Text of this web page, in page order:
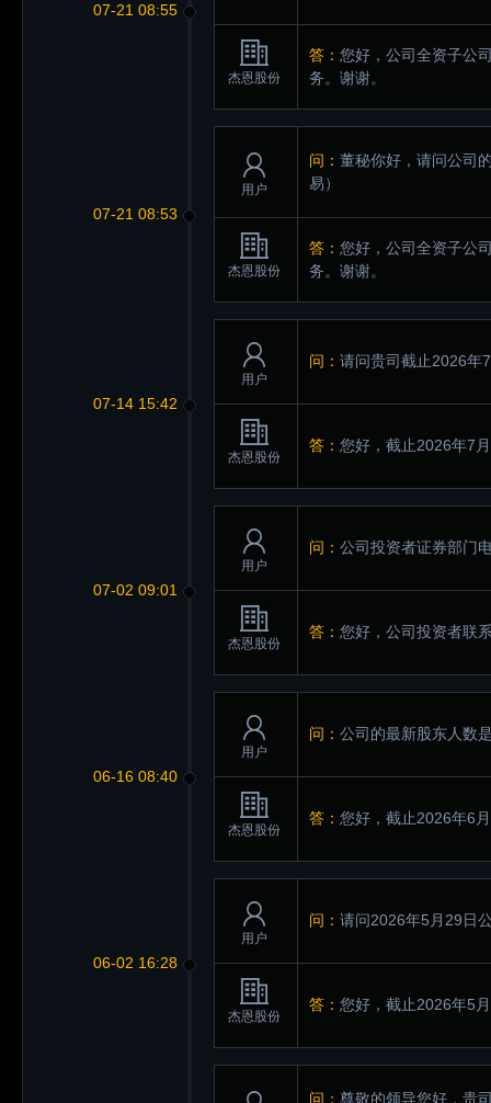
07-21 08:55
杰恩股份
答： 您好，公司全资子公
务。谢谢。
07-21 08:53
用户
问： 董秘你好，请问公司
易）
杰恩股份
答： 您好，公司全资子公
务。谢谢。
07-14 15:42
用户
问： 请问贵司截止2026年
杰恩股份
答： 您好，截止2026年7
07-02 09:01
用户
问： 公司投资者证券部门
杰恩股份
答： 您好，公司投资者联
06-16 08:40
用户
问： 公司的最新股东人数
杰恩股份
答： 您好，截止2026年6
06-02 16:28
用户
问： 请问2026年5月29日
杰恩股份
答： 您好，截止2026年5
问： 尊敬的领导您好，贵